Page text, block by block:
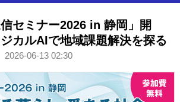
信セミナー2026 in 静岡」開
カルAIで地域課題解決を探る
2026-06-13 02:30